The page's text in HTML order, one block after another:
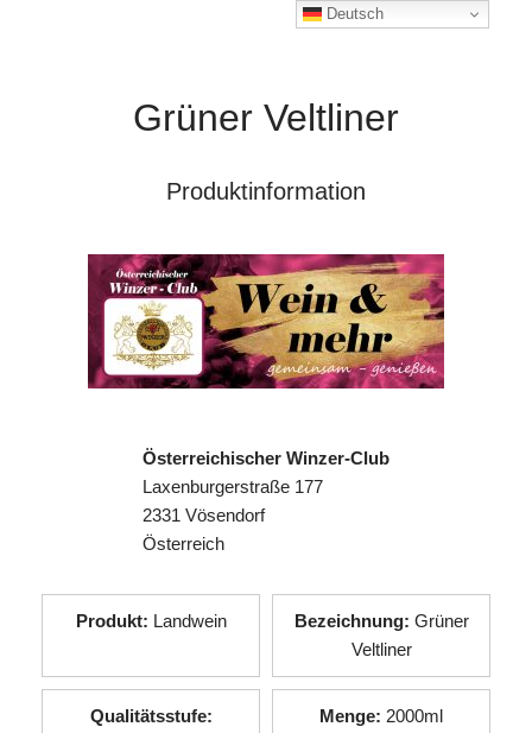
Grüner Veltliner
Produktinformation
Österreichischer Winzer-Club
Laxenburgerstraße 177
2331 Vösendorf
Österreich
Produkt: Landwein Bezeichnung: Grüner
Veltliner
Qualitätsstufe:
Menge: 2000ml
Deutsch